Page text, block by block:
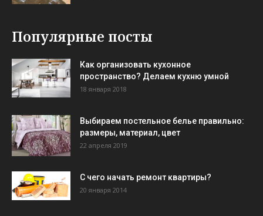
Популярные посты
Как организовать кухонное
пространство? Делаем кухню умной
18 января 2018
Выбираем постельное белье правильно:
размеры, материал, цвет
22 апреля 2019
С чего начать ремонт квартиры?
20 января 2014